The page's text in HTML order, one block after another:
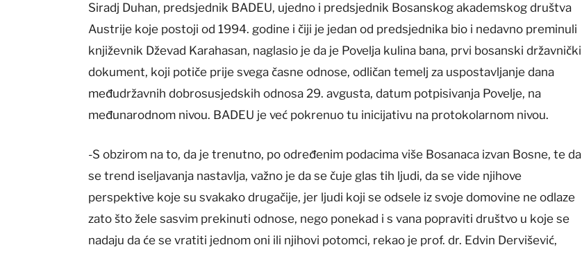
Siradj Duhan, predsjednik BADEU, ujedno i predsjednik Bosanskog akademskog društva
Austrije koje postoji od 1994. godine i čiji je jedan od predsjednika bio i nedavno preminuli
književnik Dževad Karahasan, naglasio je da je Povelja kulina bana, prvi bosanski državnički
dokument, koji potiče prije svega časne odnose, odličan temelj za uspostavljanje dana
međudržavnih dobrosusjedskih odnosa 29. avgusta, datum potpisivanja Povelje, na
međunarodnom nivou. BADEU je već pokrenuo tu inicijativu na protokolarnom nivou.
-S obzirom na to, da je trenutno, po određenim podacima više Bosanaca izvan Bosne, te da
se trend iseljavanja nastavlja, važno je da se čuje glas tih ljudi, da se vide njihove
perspektive koje su svakako drugačije, jer ljudi koji se odsele iz svoje domovine ne odlaze
zato što žele sasvim prekinuti odnose, nego ponekad i s vana popraviti društvo u koje se
nadaju da će se vratiti jednom oni ili njihovi potomci, rekao je prof. dr. Edvin Dervišević,